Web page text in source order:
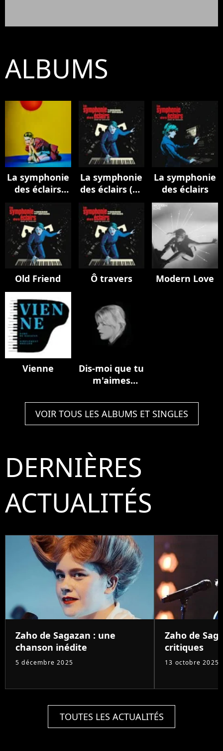
ALBUMS
La symphonie
des éclairs
(Orchestral
Odyssey)
La symphonie
des éclairs (Le
dernier des
voyages)
La symphonie
des éclairs
Old Friend Ô travers Modern Love
Vienne
Dis-moi que tu
m'aimes
version)
VOIR TOUS LES ALBUMS ET SINGLES
DERNIÈRES
ACTUALITÉS
Zaho de Sagazan : une
chanson inédite
5 décembre 2025
Zaho de
critiques
13 octobre 2025
TOUTES LES ACTUALITÉS